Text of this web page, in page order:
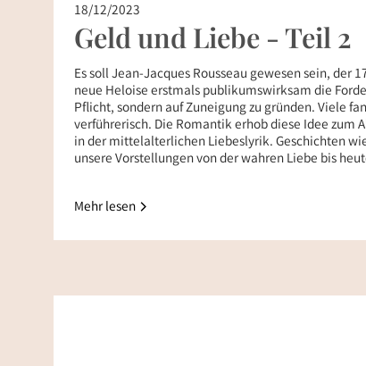
18/12/2023
Geld und Liebe - Teil 2
Es soll Jean-Jacques Rousseau gewesen sein, der
neue Heloise erstmals publikumswirksam die
Pflicht, sondern auf Zuneigung zu gründen. Viele
verführerisch. Die Romantik erhob diese Idee zum
in der mittelalterlichen Liebeslyrik. Geschichten
unsere Vorstellungen von der wahren Liebe bis
Mehr lesen